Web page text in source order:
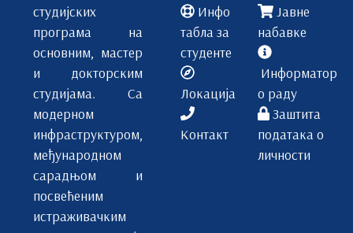
студијских
програма на
основним, мастер
и докторским
студијама. Са
модерном
инфраструктуром,
међународном
сарадњом и
посвећеним
истраживачким
Инфо
табла за
студенте
Локација
Контакт
Јавне
набавке
Информатор
о раду
Заштита
података о
личности